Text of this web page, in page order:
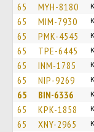
65 MYH-8180
65 MIM-7930
65 PMK-4545
65 TPE-6445
65 INM-1785
65 NIP-9269
65 BIN-6336
65 KPK-1858
65 XNY-2965